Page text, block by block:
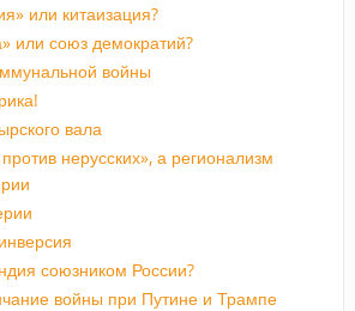
или китаизация?
или союз демократий?
войны
вала
нерусских», а регионализм
союзником России?
войны при Путине и Трампе